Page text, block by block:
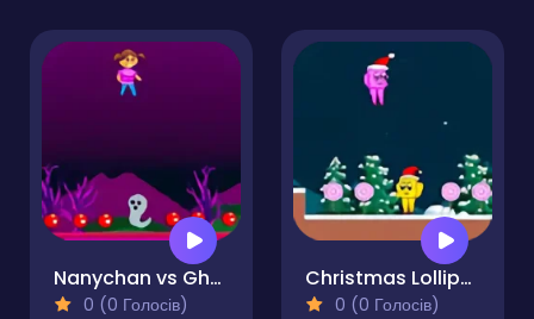
Nanychan vs Ghosts 2
0 (0 Голосів)
Christmas Lollipop
0 (0 Голосів)